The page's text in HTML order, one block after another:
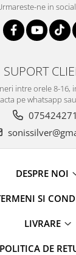
ne in
SUPORT
intre orele 8-16,
pe whatsapp
DESPRE NOI
SI
LIVRARE
POLITICA DE